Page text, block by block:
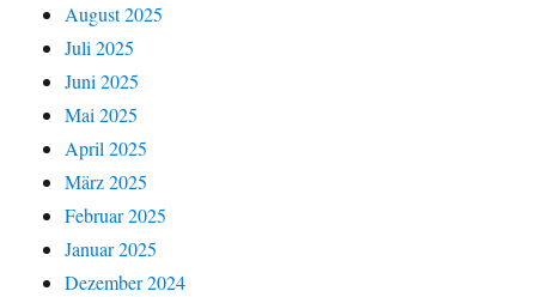
August 2025
Juli 2025
Juni 2025
Mai 2025
April 2025
März 2025
Februar 2025
Januar 2025
Dezember 2024